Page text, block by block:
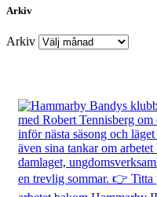
Arkiv
Arkiv